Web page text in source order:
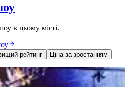
в цьому місті.
рейтинг Ціна за зростанням